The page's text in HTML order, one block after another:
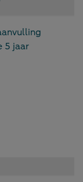
5 jaar